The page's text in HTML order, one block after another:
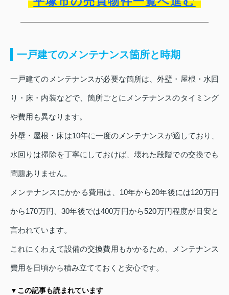
一戸建てのメンテナンス箇所と時期
一戸建てのメンテナンスが必要な箇所は、外壁・屋根・水回
り・床・内装などで、箇所ごとにメンテナンスのタイミング
や費用も異なります。
外壁・屋根・床は10年に一度のメンテナンスが適しており、
水回りは掃除を丁寧にしておけば、壊れた段階での交換でも
問題ありません。
メンテナンスにかかる費用は、10年から20年後には120万円
から170万円、30年後では400万円から520万円程度が目安と
言われています。
これにくわえて設備の交換費用もかかるため、メンテナンス
費用を日頃から積み立てておくと安心です。
▼この記事も読まれています